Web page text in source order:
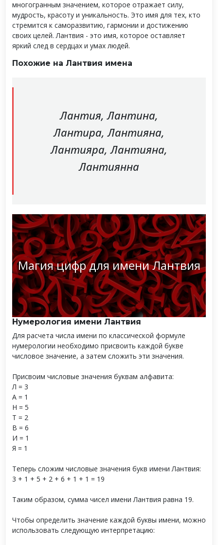
многогранным значением, которое отражает силу,
мудрость, красоту и уникальность. Это имя для тех, кто
стремится к саморазвитию, гармонии и достижению
своих целей. Лантвия - это имя, которое оставляет
яркий след в сердцах и умах людей.
Похожие на Лантвия имена
Лантия, Лантина,
Лантира, Лантияна,
Лантияра, Лантияна,
Лантиянна
Магия цифр для имени Лантвия
Нумерология имени Лантвия
Для расчета числа имени по классической формуле
нумерологии необходимо присвоить каждой букве
числовое значение, а затем сложить эти значения.
Присвоим числовые значения буквам алфавита:
Л = 3
А = 1
Н = 5
Т = 2
В = 6
И = 1
Я = 1
Теперь сложим числовые значения букв имени Лантвия:
3 + 1 + 5 + 2 + 6 + 1 + 1 = 19
Таким образом, сумма чисел имени Лантвия равна 19.
Чтобы определить значение каждой буквы имени, можно
использовать следующую интерпретацию: